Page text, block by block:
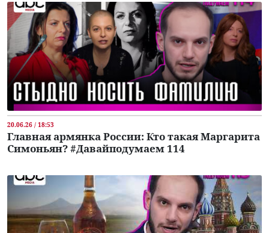
20.06.26 / 18:53
Главная армянка России: Кто такая Маргарита
Симоньян? #Давайподумаем 114